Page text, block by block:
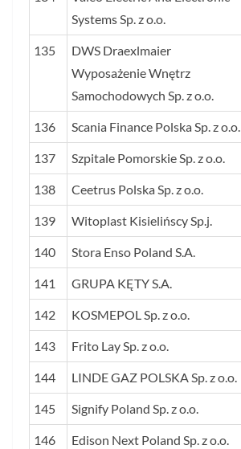
Systems Sp. z o.o.
135
DWS Draexlmaier
Wyposażenie Wnętrz
Samochodowych Sp. z o.o.
136 Scania Finance Polska Sp. z o.o.
137 Szpitale Pomorskie Sp. z o.o.
138 Ceetrus Polska Sp. z o.o.
139 Witoplast Kisielińscy Sp.j.
140 Stora Enso Poland S.A.
141 GRUPA KĘTY S.A.
142 KOSMEPOL Sp. z o.o.
143 Frito Lay Sp. z o.o.
144 LINDE GAZ POLSKA Sp. z o.o.
145 Signify Poland Sp. z o.o.
146 Edison Next Poland Sp. z o.o.